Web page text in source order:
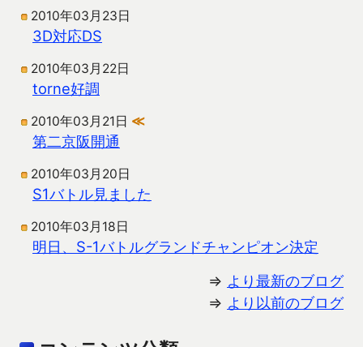
2010年03月23日
3D対応DS
2010年03月22日
torne好調
2010年03月21日 ≪
第二京阪開通
2010年03月20日
S1バトル見ました
2010年03月18日
明日、S-1バトルグランドチャンピオン決定
⇒ より最新のブログ
⇒ より以前のブログ